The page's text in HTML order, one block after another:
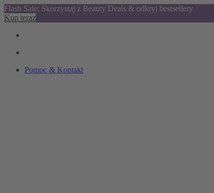
Flash Sale: Skorzystaj z Beauty Deals & odkryj bestsellery
Kup teraz
Pomoc & Kontakt